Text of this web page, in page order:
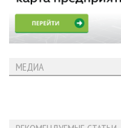
МЕДИА